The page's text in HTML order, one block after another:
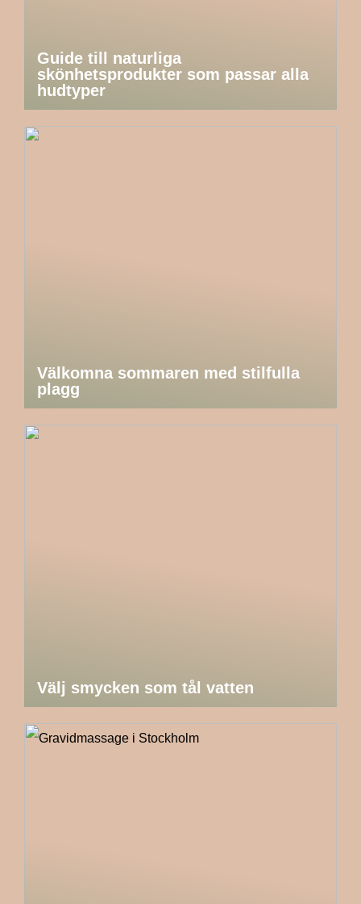
Guide till naturliga
skönhetsprodukter som passar alla
hudtyper
Välkomna sommaren med stilfulla
plagg
Välj smycken som tål vatten